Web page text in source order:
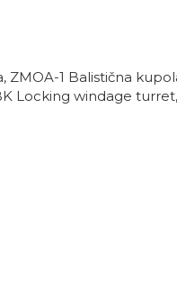
ZMOA-1 Balistična
Locking windage